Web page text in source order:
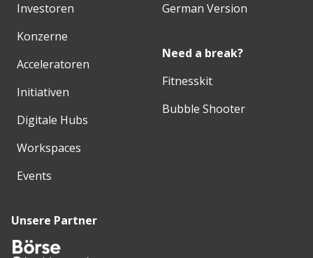
Investoren
Konzerne
Acceleratoren
Initiativen
Digitale Hubs
Workspaces
Events
German Version
Need a break?
Fitnesskit
Bubble Shooter
Unsere Partner